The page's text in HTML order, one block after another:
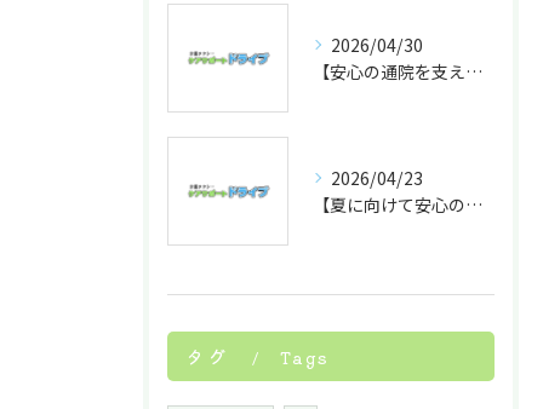
2026/04/30
【安心の通院を支える】ケアサポートドライブの付き添いサービスの特徴 院内介助
2026/04/23
【夏に向けて安心の通院を】付き添いサービスを利用するメリット
タグ Tags